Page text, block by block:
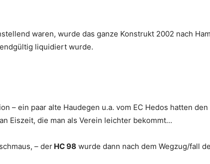
waren, wurde das ganze Konstrukt 2002 nach
liquidiert wurde.
– ein paar alte Haudegen u.a. vom EC Hedos hatten den
Eiszeit, die man als Verein leichter bekommt…
– der HC 98 wurde dann nach dem Wegzug/fall